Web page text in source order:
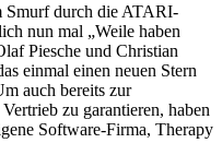
Smurf durch die ATARI-
nun mal „Weile haben
Piesche und Christian
einmal einen neuen Stern
auch bereits zur
zu garantieren, haben
Software-Firma, Therapy